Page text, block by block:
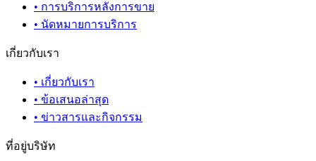
• การบริการหลังการขาย
• นัดหมายการบริการ
เกี่ยวกับเรา
• เกี่ยวกับเรา
• ข้อเสนอล่าสุด
• ข่าวสารและกิจกรรม
ที่อยู่บริษัท